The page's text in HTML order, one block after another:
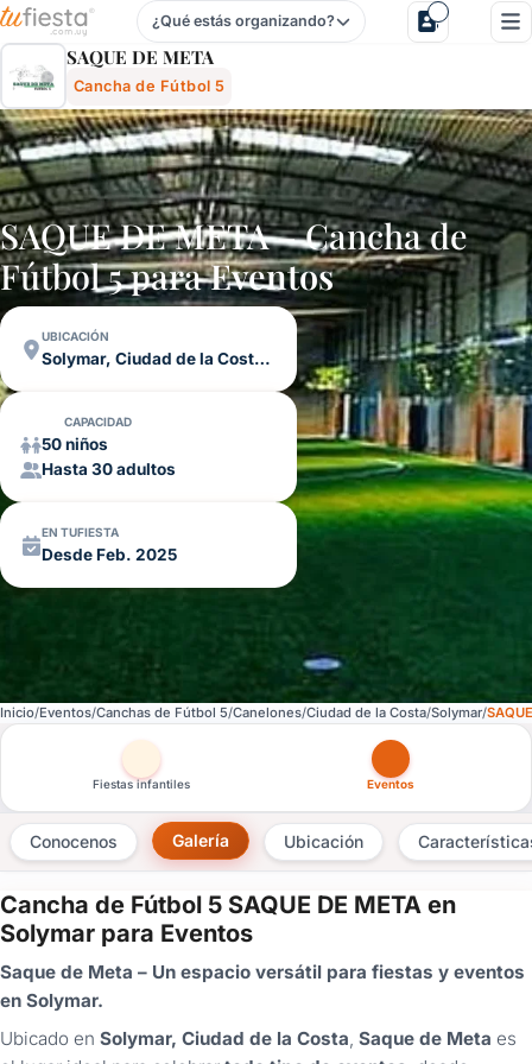
Saque De Meta - Cancha De Fútbol 5 En Solymar, Ciudad
¿Qué estás organizando?
SAQUE DE META
Cancha de Fútbol 5
SAQUE DE META – Cancha de
Fútbol 5 paraEventos
UBICACIÓN
Solymar, Ciudad de la Costa, Canelones
CAPACIDAD
50 niños
Hasta 30 adultos
EN TUFIESTA
Desde Feb. 2025
Inicio Eventos Canchas de Fútbol 5 Canelones Ciudad de la Costa Solymar
Otras versiones de esta ficha por tipo de festejo
Fiestas infantiles Eventos
Conocenos Galería Ubicación
Cancha de Fútbol 5 SAQUE DE META en
Solymar para Eventos
Saque de Meta – Un espacio versátil para fiestas y eventos
en Solymar.
Ubicado en Solymar, Ciudad de la Costa, Saque de Meta es
×
Consultar
¿Ya
tenés
cuenta?